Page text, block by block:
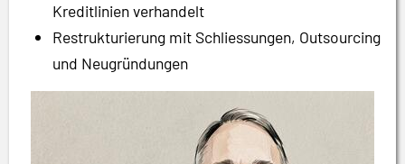
Kreditlinien verhandelt
Restrukturierung mit Schliessungen, Outsourcing
und Neugründungen